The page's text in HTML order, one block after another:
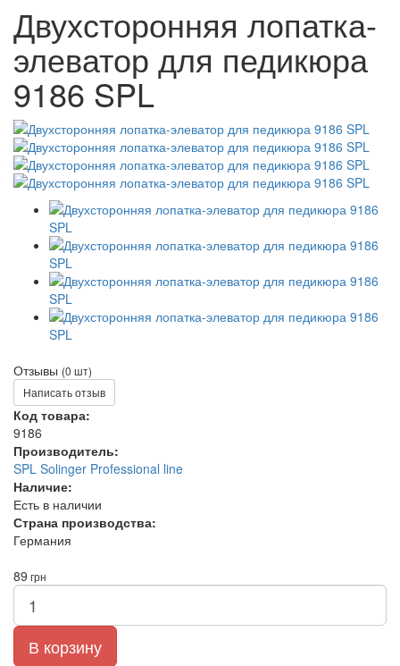
Двухсторонняя лопатка-
элеватор для педикюра
9186 SPL
Отзывы (0 шт)
Написать отзыв
Код товара:
9186
Производитель:
SPL Solinger Professional line
Наличие:
Есть в наличии
Страна производства:
Германия
89 грн
В корзину